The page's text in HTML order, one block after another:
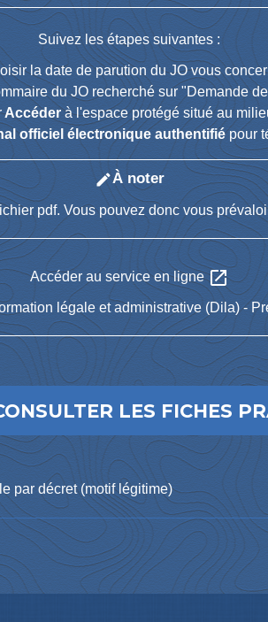
Suivez les étapes suivantes :
la date de parution du JO vous
du JO recherché sur "Demande
Accéderà l'espace protégé situé au
officiel électronique authentifiépour
editÀ noter
pdf. Vous pouvez donc vous
Accéder au service en ligneopen_in_new
légale et administrative (Dila) -
LES FICHES
par décret (motif légitime)